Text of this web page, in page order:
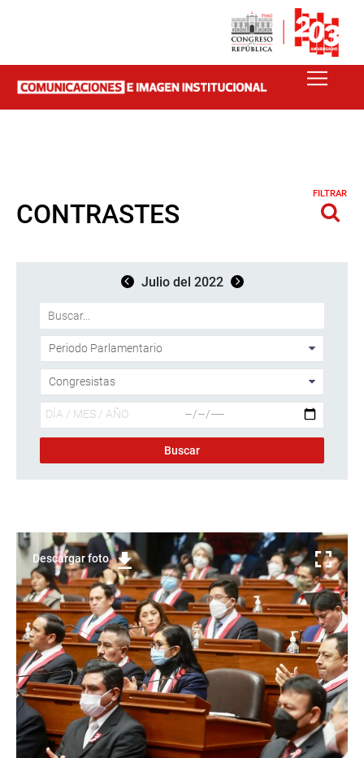
CONTRASTES
FILTRAR
Julio del 2022
Descargar foto